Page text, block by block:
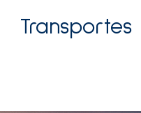
Transportes